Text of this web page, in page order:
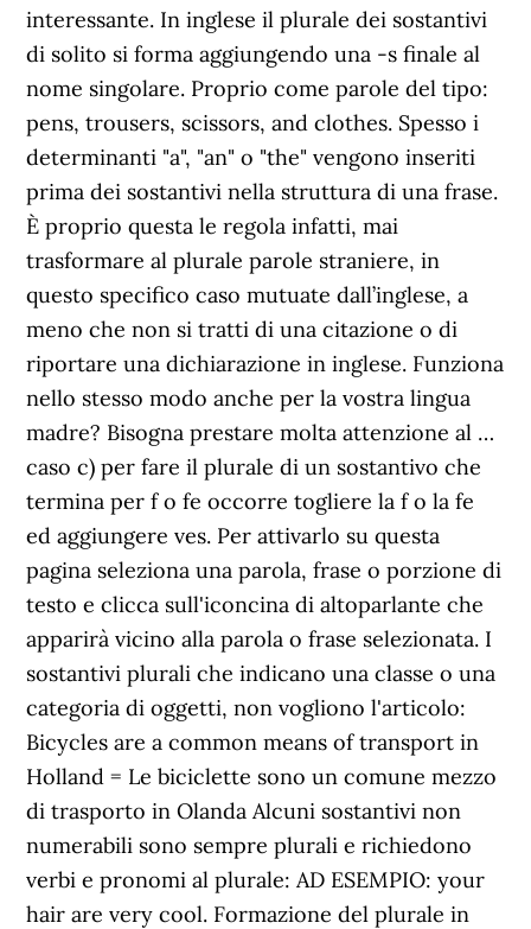
interessante. In inglese il plurale dei sostantivi
di solito si forma aggiungendo una -s finale al
nome singolare. Proprio come parole del tipo:
pens, trousers, scissors, and clothes. Spesso i
determinanti "a", "an" o "the" vengono inseriti
prima dei sostantivi nella struttura di una frase.
È proprio questa le regola infatti, mai
trasformare al plurale parole straniere, in
questo specifico caso mutuate dall’inglese, a
meno che non si tratti di una citazione o di
riportare una dichiarazione in inglese. Funziona
nello stesso modo anche per la vostra lingua
madre? Bisogna prestare molta attenzione al …
caso c) per fare il plurale di un sostantivo che
termina per f o fe occorre togliere la f o la fe
ed aggiungere ves. Per attivarlo su questa
pagina seleziona una parola, frase o porzione di
testo e clicca sull'iconcina di altoparlante che
apparirà vicino alla parola o frase selezionata. I
sostantivi plurali che indicano una classe o una
categoria di oggetti, non vogliono l'articolo:
Bicycles are a common means of transport in
Holland = Le biciclette sono un comune mezzo
di trasporto in Olanda Alcuni sostantivi non
numerabili sono sempre plurali e richiedono
verbi e pronomi al plurale: AD ESEMPIO: your
hair are very cool. Formazione del plurale in